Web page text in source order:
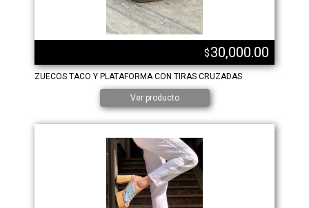
$30,000.00
ZUECOS TACO Y PLATAFORMA CON TIRAS CRUZADAS
Ver producto